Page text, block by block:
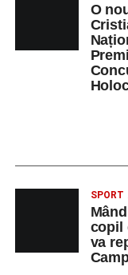
O
SPORT
copil
va